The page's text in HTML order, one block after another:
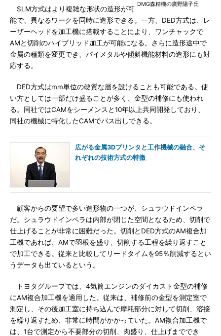
DMG森精機の廣野陽子氏
SLM方式はより複雑な形状の造形が可
能で、異なるワークを同時に造形できる。一方、DED方式は、レ
ーザーヘッドを加工機に搭載することにより、ワンチャックで
AMと切削のハイブリッド加工が可能になる。さらに造形途中で
金属の種類を変更でき、バイメタルや傾斜機能材料の造形にも対
応する。
DED方式はmm単位の硬質な層を設けることも可能である。使
い方としては一部だけ盛ることが多く、金型の補修にも使われ
る。同社ではCAMをシーメンスと10年以上共同開発しており、
同社の機械に特化したCAMでパス出しできる。
広がる金属3Dプリンタと工作機械の融合、そ
れぞれの技術方式の特徴
顧客からの要望で多い造形物の一つが、シュラウドインペラ
だ。シュラウドインペラは内部が閉じた空間となるため、切削で
仕上げることが非常に困難だった。切削とDED方式のAM複合加
工機であれば、AMで羽根を盛り、切削する工程を繰り返すこと
で加工できる。従来と比較してリードタイムを95％削減するとい
うデータも出ているという。
トヨタグループでは、4気筒エンジンのダイカスト金型の補修
にAM複合加工機を適用した。従来は、補修前の金型を測定室で
測定し、その後加工室に持ち込んで摩耗部分に対して切削、溶接
を繰り返すため、非常に時間がかかっていた。AM複合加工機で
は、1台で測定から不要部分の切削、肉盛り、仕上げまででき